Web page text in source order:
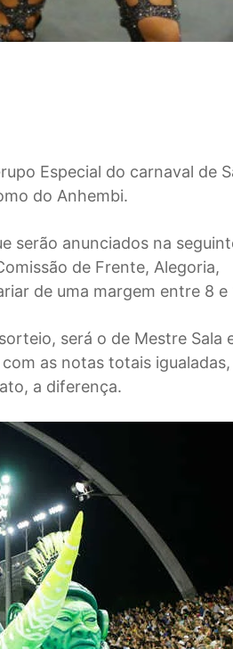
Especial do carnaval de
do Anhembi.
serão anunciados na
de Frente, Alegoria,
de uma margem entre 8 e
será o de Mestre Sala
as notas totais igualadas,
a diferença.